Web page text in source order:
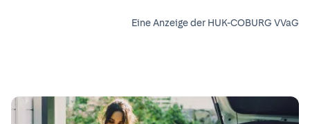
Eine Anzeige der HUK-COBURG VVaG